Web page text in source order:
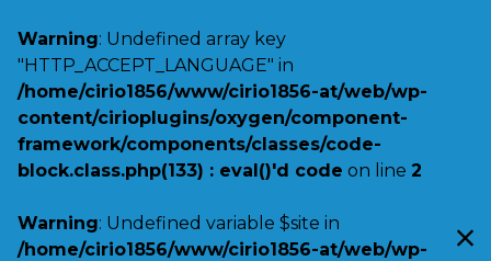
Warning: Undefined array key
"HTTP_ACCEPT_LANGUAGE" in
/home/cirio1856/www/cirio1856-at/web/wp-
content/cirioplugins/oxygen/component-
framework/components/classes/code-
block.class.php(133) : eval()'d code on line 2
Warning: Undefined variable $site in
/home/cirio1856/www/cirio1856-at/web/wp-